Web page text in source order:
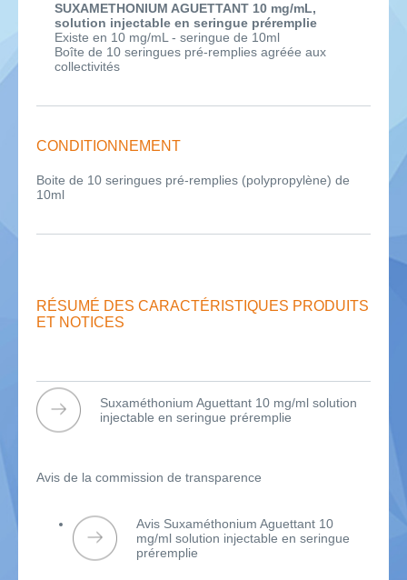
SUXAMETHONIUM AGUETTANT 10 mg/mL,
solution injectable en seringue préremplie
Existe en 10 mg/mL - seringue de 10ml
Boîte de 10 seringues pré-remplies agréée aux
collectivités
CONDITIONNEMENT
Boite de 10 seringues pré-remplies (polypropylène) de
10ml
RÉSUMÉ DES CARACTÉRISTIQUES PRODUITS
ET NOTICES
Suxaméthonium Aguettant 10 mg/ml solution
injectable en seringue préremplie
Avis de la commission de transparence
Avis Suxaméthonium Aguettant 10
mg/ml solution injectable en seringue
préremplie